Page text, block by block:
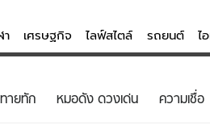
เศรษฐกิจ ไลฟ์สไตล์ รถยนต์ ไ
จหวย ไลฟ์สไตล์
ายทัก หมอดัง ดวงเด่น ความเชื่อ